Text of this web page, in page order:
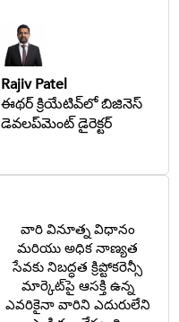
Rajiv Patel
ఈథర్ క్రియేటివ్‌లో బిజినెస్
డెవలప్‌మెంట్ డైరెక్టర్
వారి వినూత్న విధానం
మరియు అధిక నాణ్యత
సేవకు నిబద్ధత క్రిప్టోకరెన్సీ
మార్కెట్‌పై ఆసక్తి ఉన్న
ఎవరికైనా వారిని ఎదురులేని